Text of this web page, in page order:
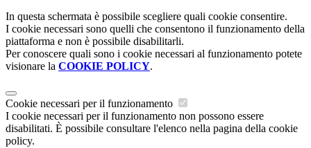
In questa schermata è possibile scegliere quali cookie consentire.
I cookie necessari sono quelli che consentono il funzionamento della
piattaforma e non è possibile disabilitarli.
Per conoscere quali sono i cookie necessari al funzionamento potete
visionare la COOKIE POLICY.
Cookie necessari per il funzionamento
I cookie necessari per il funzionamento non possono essere
disabilitati. È possibile consultare l'elenco nella pagina della cookie
policy.